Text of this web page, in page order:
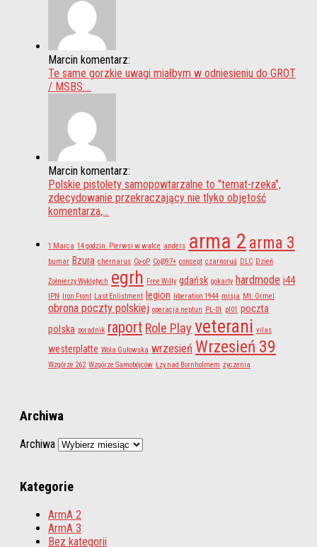
Marcin komentarz:
Te same gorzkie uwagi miałbym w odniesieniu do GROT
/ MSBS:...
Marcin komentarz:
Polskie pistolety samopowtarzalne to "temat-rzeka",
zdecydowanie przekraczający nie tlyko objętość
komentarza,...
1 Marca 14 godzin. Pierwsi w walce anders arma 2 arma 3
bumar Bzura chernarus Co-oP Co@97+ concept czarnoruś DLC Dzień
Żołnierzy Wyklętych egrh Free Willy gdańsk gokarty hardmode i44
IPN Iron Front Last Enlistment legion liberation 1944 misja Mt. Ormel
obrona poczty polskiej operacja neptun PL-01 pl01 poczta
polska poradnik raport Role Playveterani vilas
westerplatte Wola Gułowska wrzesień Wrzesień 39
Wzgórze 262 Wzgórze Samobójców Łzy nad Bornholmem życzenia
Archiwa
Archiwa
Kategorie
ArmA 2
ArmA 3
Bez kategorii